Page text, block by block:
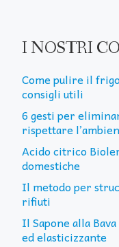
I NOSTRI
Come pulire il
consigli utili
6 gesti per
rispettare
Acido citrico
domestiche
Il metodo per
rifiuti
Il Sapone alla
ed elasticizzante